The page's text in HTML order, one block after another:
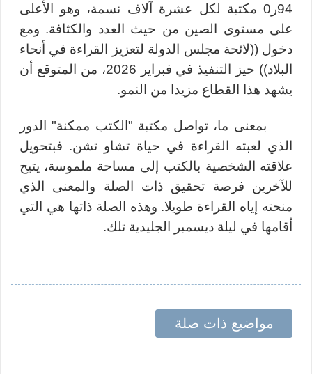
94ر0 مكتبة لكل عشرة آلاف نسمة، وهو الأعلى
على مستوى الصين من حيث العدد والكثافة. ومع
دخول ((لائحة مجلس الدولة لتعزيز القراءة في أنحاء
البلاد)) حيز التنفيذ في فبراير 2026، من المتوقع أن
يشهد هذا القطاع مزيدا من النمو.
بمعنى ما، تواصل مكتبة " الكتب ممكنة"
الدور
الذي لعبته القراءة في حياة تشاو تشن. فبتحويل
علاقته الشخصية بالكتب إلى مساحة ملموسة، يتيح
للآخرين فرصة تحقيق ذات الصلة والمعنى الذي
منحته إياه القراءة طويلا. وهذه الصلة ذاتها هي التي
أقامها في ليلة ديسمبر الجليدية تلك.
مواضيع ذات صلة